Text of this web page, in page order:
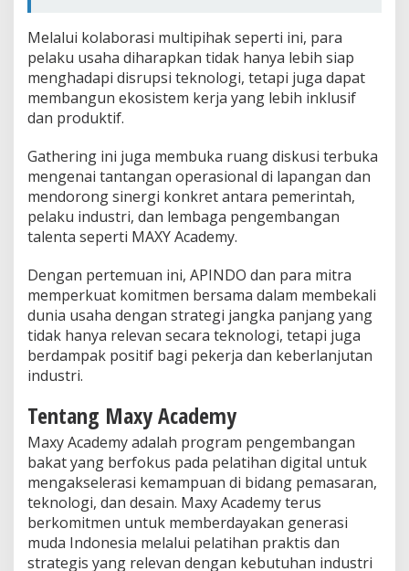
Melalui kolaborasi multipihak seperti ini, para
pelaku usaha diharapkan tidak hanya lebih siap
menghadapi disrupsi teknologi, tetapi juga dapat
membangun ekosistem kerja yang lebih inklusif
dan produktif.
Gathering ini juga membuka ruang diskusi terbuka
mengenai tantangan operasional di lapangan dan
mendorong sinergi konkret antara pemerintah,
pelaku industri, dan lembaga pengembangan
talenta seperti MAXY Academy.
Dengan pertemuan ini, APINDO dan para mitra
memperkuat komitmen bersama dalam membekali
dunia usaha dengan strategi jangka panjang yang
tidak hanya relevan secara teknologi, tetapi juga
berdampak positif bagi pekerja dan keberlanjutan
industri.
Tentang Maxy Academy
Maxy Academy adalah program pengembangan
bakat yang berfokus pada pelatihan digital untuk
mengakselerasi kemampuan di bidang pemasaran,
teknologi, dan desain. Maxy Academy terus
berkomitmen untuk memberdayakan generasi
muda Indonesia melalui pelatihan praktis dan
strategis yang relevan dengan kebutuhan industri